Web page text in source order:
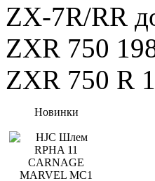
ZX-7R/RR
ZXR 750
ZXR 750 R
Новинки